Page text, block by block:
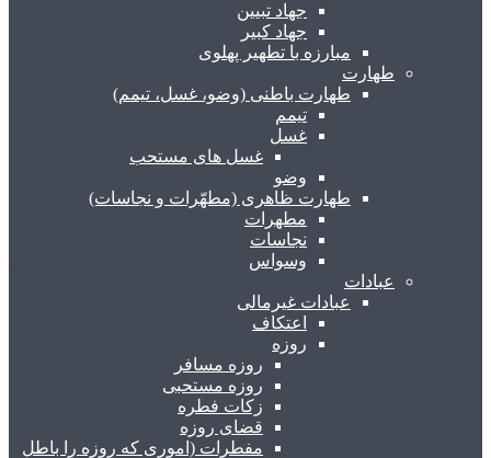
جهاد تبیین
جهاد کبیر
مبارزه با تطهیر پهلوی
طهارت
طهارت باطنی (وضو، غسل، تیمم)
تیمم
غسل
غسل های مستحب
وضو
طهارت ظاهری (مطهّرات و نجاسات)
مطهرات
نجاسات
وسواس
عبادات
عبادات غیرمالی
اعتکاف
روزه
روزه مسافر
روزه مستحبی
زکات فطره
قضای روزه
مفطرات (اموری که روزه را باطل